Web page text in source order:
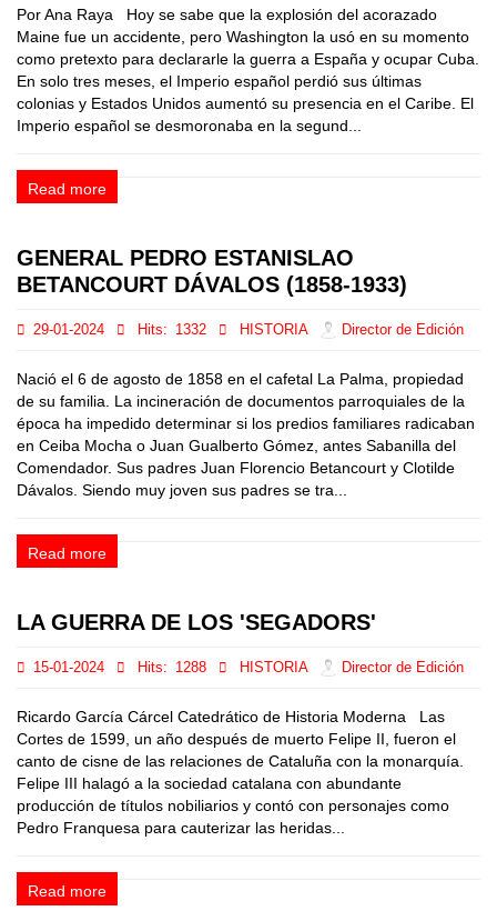
Por Ana Raya Hoy se sabe que la explosión del acorazado
Maine fue un accidente, pero Washington la usó en su momento
como pretexto para declararle la guerra a España y ocupar Cuba.
En solo tres meses, el Imperio español perdió sus últimas
colonias y Estados Unidos aumentó su presencia en el Caribe. El
Imperio español se desmoronaba en la segund...
Read more
GENERAL PEDRO ESTANISLAO
BETANCOURT DÁVALOS (1858-1933)
29-01-2024 Hits: 1332 HISTORIA Director de Edición
Nació el 6 de agosto de 1858 en el cafetal La Palma, propiedad
de su familia. La incineración de documentos parroquiales de la
época ha impedido determinar si los predios familiares radicaban
en Ceiba Mocha o Juan Gualberto Gómez, antes Sabanilla del
Comendador. Sus padres Juan Florencio Betancourt y Clotilde
Dávalos. Siendo muy joven sus padres se tra...
Read more
LA GUERRA DE LOS 'SEGADORS'
15-01-2024 Hits: 1288 HISTORIA Director de Edición
Ricardo García Cárcel Catedrático de Historia Moderna Las
Cortes de 1599, un año después de muerto Felipe II, fueron el
canto de cisne de las relaciones de Cataluña con la monarquía.
Felipe III halagó a la sociedad catalana con abundante
producción de títulos nobiliarios y contó con personajes como
Pedro Franquesa para cauterizar las heridas...
Read more